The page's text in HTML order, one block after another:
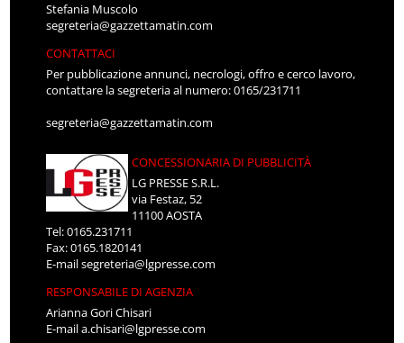
Stefania Muscolo
segreteria@gazzettamatin.com
CONTATTACI
Per pubblicazione annunci, necrologi, offro e cerco lavoro,
contattare la segreteria al numero: 0165/231711
segreteria@gazzettamatin.com
CONCESSIONARIA DI PUBBLICITÀ
LG PRESSE S.R.L.
via Festaz, 52
11100 AOSTA
Tel: 0165.231711
Fax: 0165.1820141
E-mailsegreteria@lgpresse.com
RESPONSABILE DI AGENZIA
Arianna Gori Chisari
E-maila.chisari@lgpresse.com